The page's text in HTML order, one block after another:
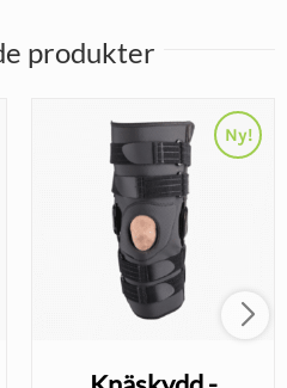
produkter
Ny!